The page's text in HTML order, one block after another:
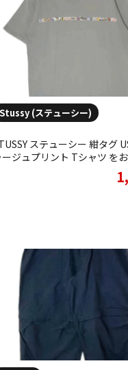
Stussy (ステューシー)
ステューシー 紺タグ
ージュプリント Tシャツ を